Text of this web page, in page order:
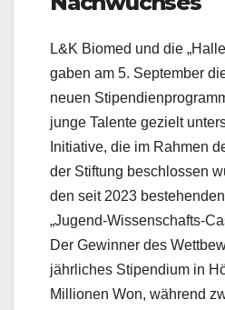
L&K Biomed und die
gaben am 5. September
neuen
junge Talente gezielt
Initiative, die im Rahmen
der Stiftung beschlossen
den seit 2023
„Jugend-Wissenschafts-
Der Gewinner des
jährliches Stipendium in
Millionen Won, während